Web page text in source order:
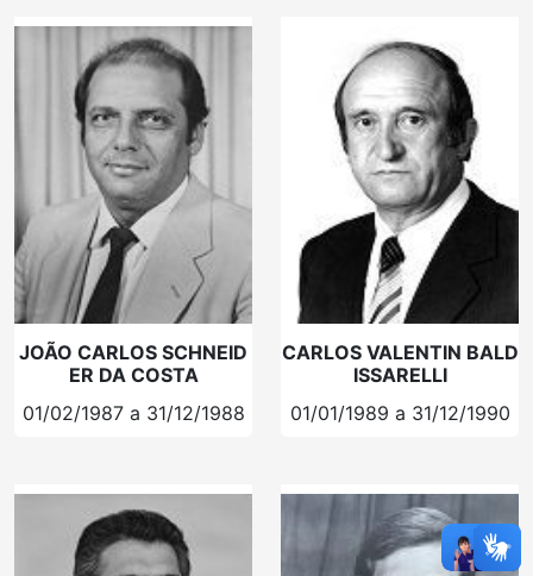
JOÃO CARLOS SCHNEID
ER DA COSTA
01/02/1987 a 31/12/1988
CARLOS VALENTIN BALD
ISSARELLI
01/01/1989 a 31/12/1990